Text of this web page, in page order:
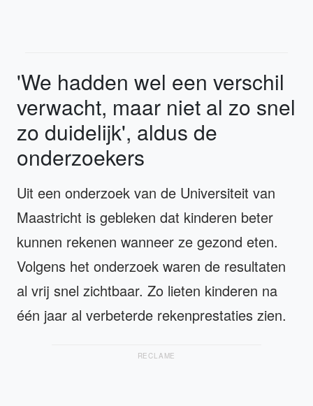
'We hadden wel een verschil
verwacht, maar niet al zo snel
zo duidelijk', aldus de
onderzoekers
Uit een onderzoek van de Universiteit van
Maastricht is gebleken dat kinderen beter
kunnen rekenen wanneer ze gezond eten.
Volgens het onderzoek waren de resultaten
al vrij snel zichtbaar. Zo lieten kinderen na
één jaar al verbeterde rekenprestaties zien.
RECLAME